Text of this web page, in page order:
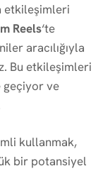
etkileşimleri
Reels‘te
aracılığıyla
Bu etkileşimleri
geçiyor ve
kullanmak,
bir potansiyel